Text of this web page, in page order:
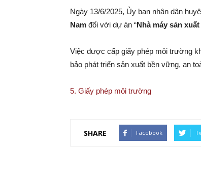
Ngày 13/6/2025, Ủy ban nhân dân
Nam đối với dự án “Nhà máy sản
Việc được cấp giấy phép môi trường
bảo phát triển sản xuất bền vững, an
5. Giấy phép môi trường
SHARE Facebook